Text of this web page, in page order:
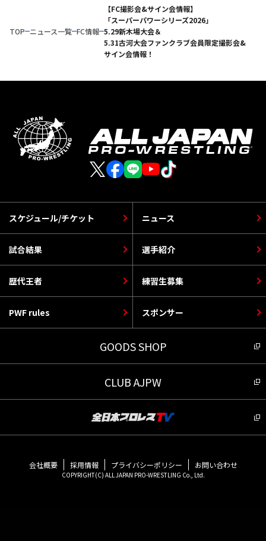
TOP ニュース一覧 FC情報
【FC撮影会&サイン会情報】
「スーパーパワーシリーズ2026」
5.29新木場大会＆
5.31古河大会ファンクラブ会員限定撮影会&
サイン会情報！
スケジュール/チケット
選手紹介
PWF rules
ニュース
歴代王者
スポンサー
試合結果
練習生募集
GOODS SHOP
CLUB AJPW
会社概要 採用情報 プライバシーポリシー お問い合わせ
COPYRIGHT(C) ALL JAPAN PRO-WRESTLING Co., Ltd.